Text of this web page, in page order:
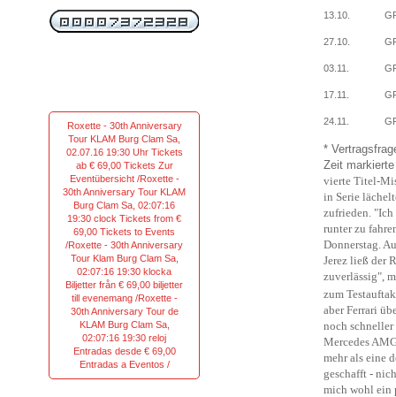
13.10.
27.10.
03.11.
17.11.
24.11.
*
Zeit
vierte Titel-
in Serie
zufrieden.
runter zu
Donnerstag.
Jerez ließ der
zuverlässig",
zum
aber Ferrari
noch
Mercedes
mehr als eine
geschafft -
mich wohl ein
Roxette - 30th Anniversary
Tour KLAM Burg Clam Sa,
02.07.16 19:30 Uhr Tickets
ab € 69,00 Tickets Zur
Eventübersicht /Roxette -
30th Anniversary Tour KLAM
Burg Clam Sa, 02:07:16
19:30 clock Tickets from €
69,00 Tickets to Events
/Roxette - 30th Anniversary
Tour Klam Burg Clam Sa,
02:07:16 19:30 klocka
Biljetter från € 69,00 biljetter
till evenemang /Roxette -
30th Anniversary Tour de
KLAM Burg Clam Sa,
02:07:16 19:30 reloj
Entradas desde € 69,00
Entradas a Eventos /